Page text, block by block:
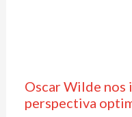
Oscar Wilde nos
perspectiva